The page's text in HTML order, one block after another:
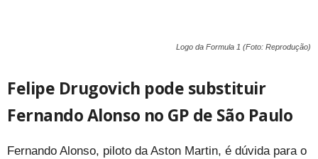
Logo da Formula 1 (Foto: Reprodução)
Felipe Drugovich pode substituir
Fernando Alonso no GP de São Paulo
Fernando Alonso, piloto da Aston Martin, é dúvida para o